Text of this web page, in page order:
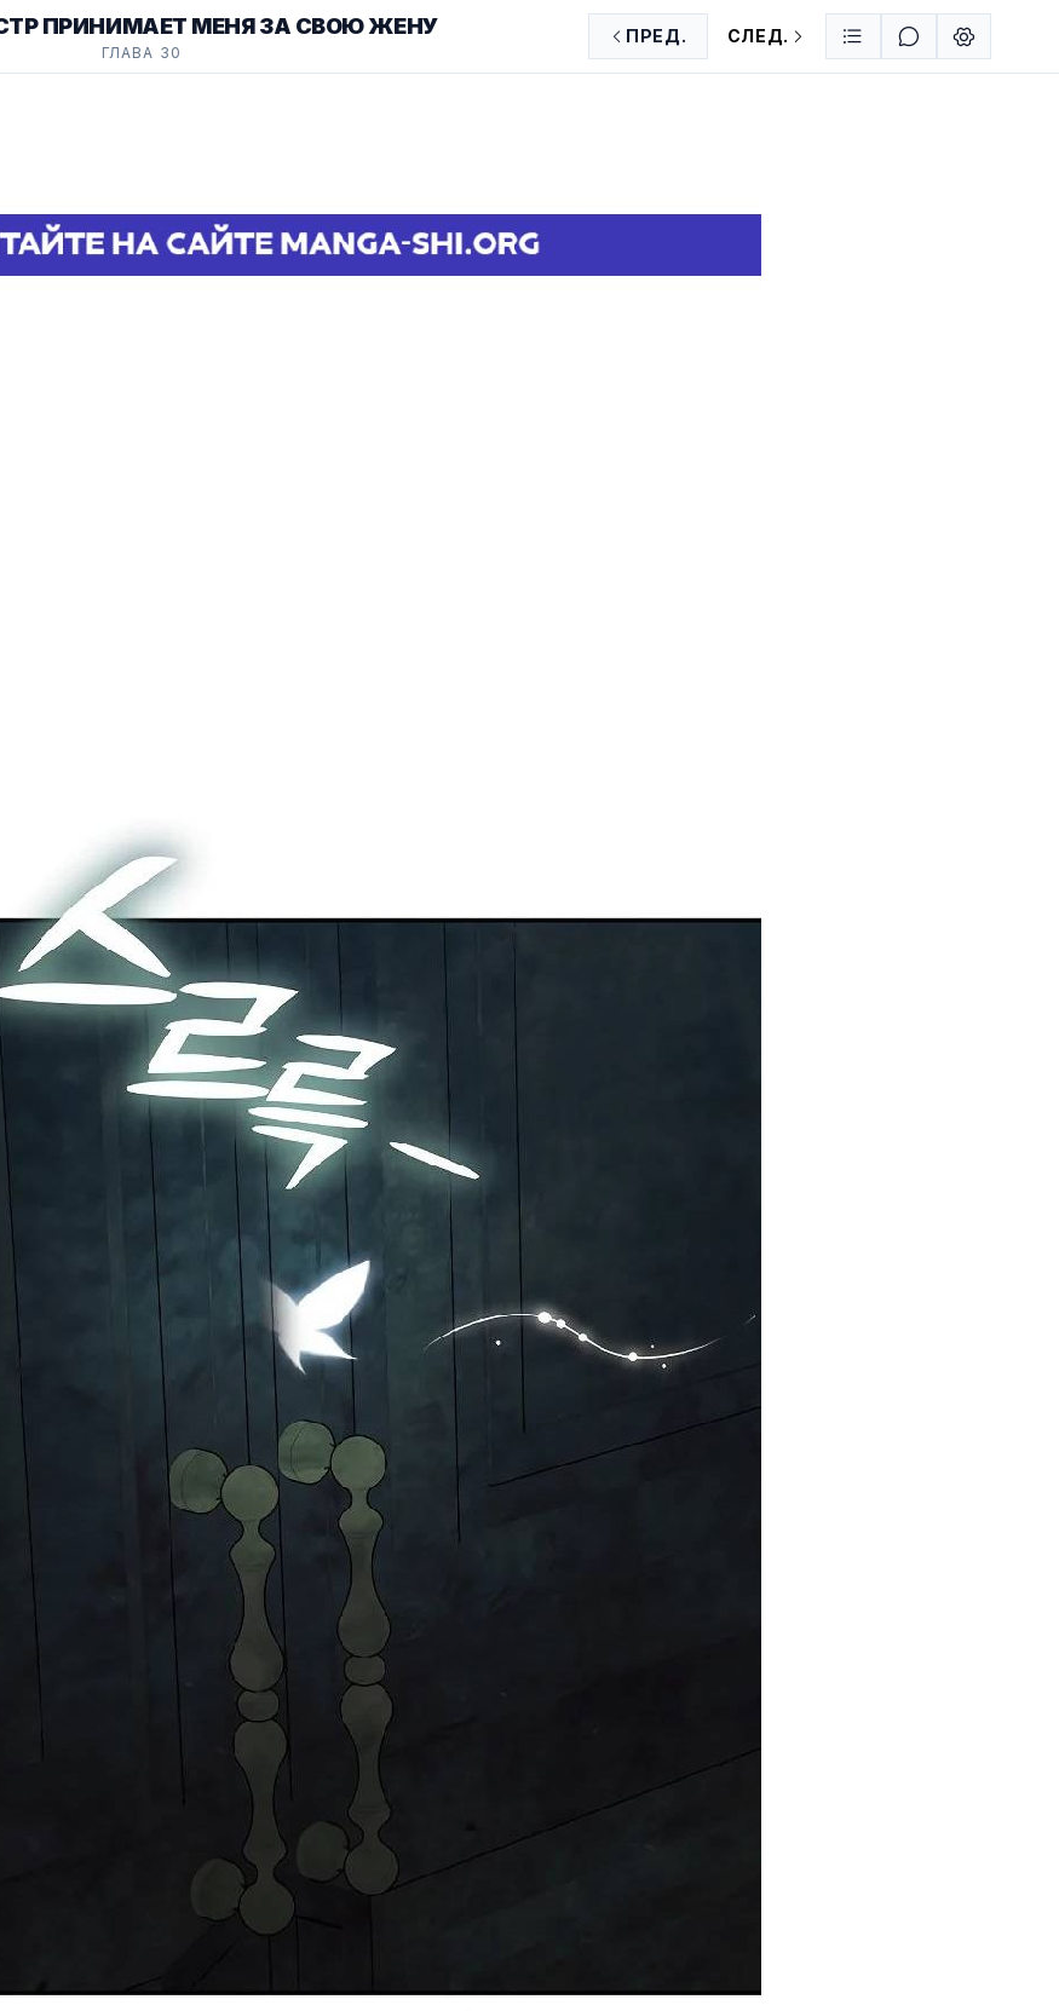
ПРИНИМАЕТ МЕНЯ ЗА СВОЮ ЖЕНУ
ГЛАВА 30
ПРЕД. СЛЕД.